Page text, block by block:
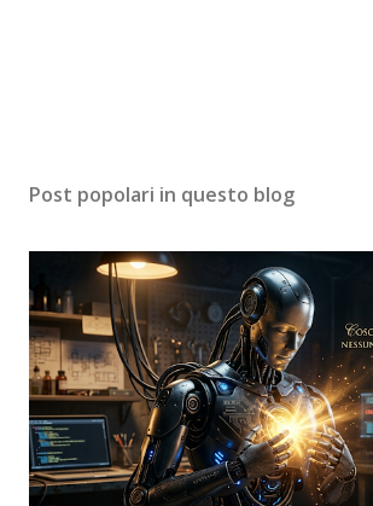
Post popolari in questo blog